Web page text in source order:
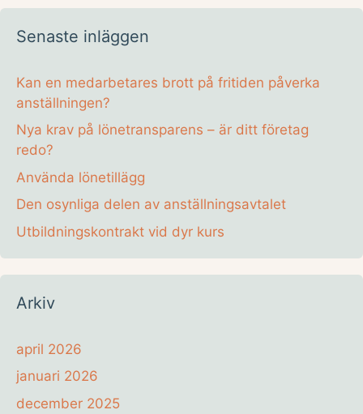
Senaste inläggen
Kan en medarbetares brott på fritiden påverka
anställningen?
Nya krav på lönetransparens – är ditt företag
redo?
Använda lönetillägg
Den osynliga delen av anställningsavtalet
Utbildningskontrakt vid dyr kurs
Arkiv
april 2026
januari 2026
december 2025